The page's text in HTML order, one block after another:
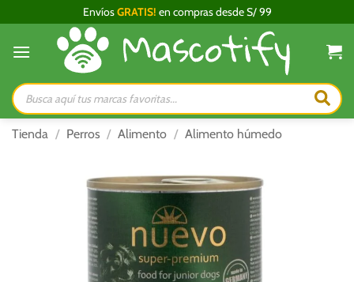
al
contenido
EnvíosGRATIS! en compras desde S/ 99
Búsqueda
de
productos
Tienda / Perros / Alimento / Alimento húmedo